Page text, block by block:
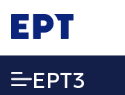
σε
περιεχόμενο
EΡΤ3